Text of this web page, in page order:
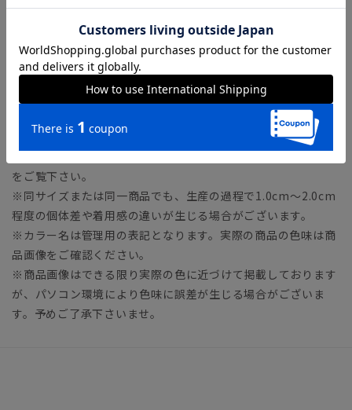
【38】着丈60.0cm バスト106.0cm 肩幅39.0cm 袖丈
48.0cm
【40】着丈62.0cm バスト109.0cm 肩幅40.0cm 袖丈
※商品の仕上がりサイズ（出来上がり寸法）は上記のサイズ表
をご覧下さい。
※同サイズまたは同一商品でも、生産の過程で1.0cm～2.0cm
程度の個体差や着用感の違いが生じる場合がございます。
※カラー名は管理用の表記となります。実際の商品の色味は商
品画像をご確認ください。
※商品画像はできる限り実際の色に近づけて掲載しております
が、パソコン環境により色味に誤差が生じる場合がございま
す。予めご了承下さいませ。